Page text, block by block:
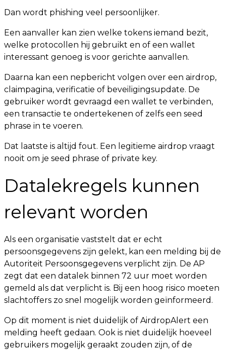
Dan wordt phishing veel persoonlijker.
Een aanvaller kan zien welke tokens iemand bezit,
welke protocollen hij gebruikt en of een wallet
interessant genoeg is voor gerichte aanvallen.
Daarna kan een nepbericht volgen over een airdrop,
claimpagina, verificatie of beveiligingsupdate. De
gebruiker wordt gevraagd een wallet te verbinden,
een transactie te ondertekenen of zelfs een seed
phrase in te voeren.
Dat laatste is altijd fout. Een legitieme airdrop vraagt
nooit om je seed phrase of private key.
Datalekregels kunnen
relevant worden
Als een organisatie vaststelt dat er echt
persoonsgegevens zijn gelekt, kan een melding bij de
Autoriteit Persoonsgegevens verplicht zijn. De AP
zegt dat een datalek binnen 72 uur moet worden
gemeld als dat verplicht is. Bij een hoog risico moeten
slachtoffers zo snel mogelijk worden geïnformeerd.
Op dit moment is niet duidelijk of AirdropAlert een
melding heeft gedaan. Ook is niet duidelijk hoeveel
gebruikers mogelijk geraakt zouden zijn, of de